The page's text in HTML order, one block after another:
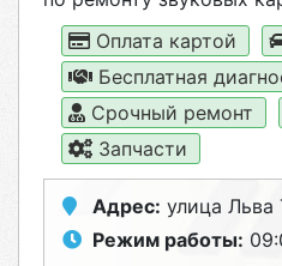
Оплата картой
Бесплатная
Срочный ремонт
Запчасти
Адрес: улица Льва
Режим работы: